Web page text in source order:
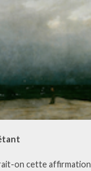
on cette